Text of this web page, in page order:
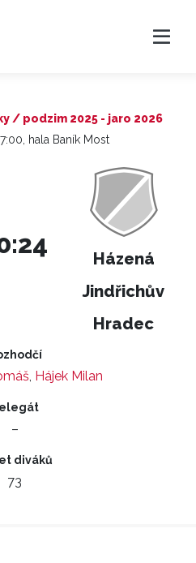
/ podzim 2025 - jaro 2026
hala Baník Most
Házená
Jindřichův
Hradec
, Hájek Milan
–
diváků
73